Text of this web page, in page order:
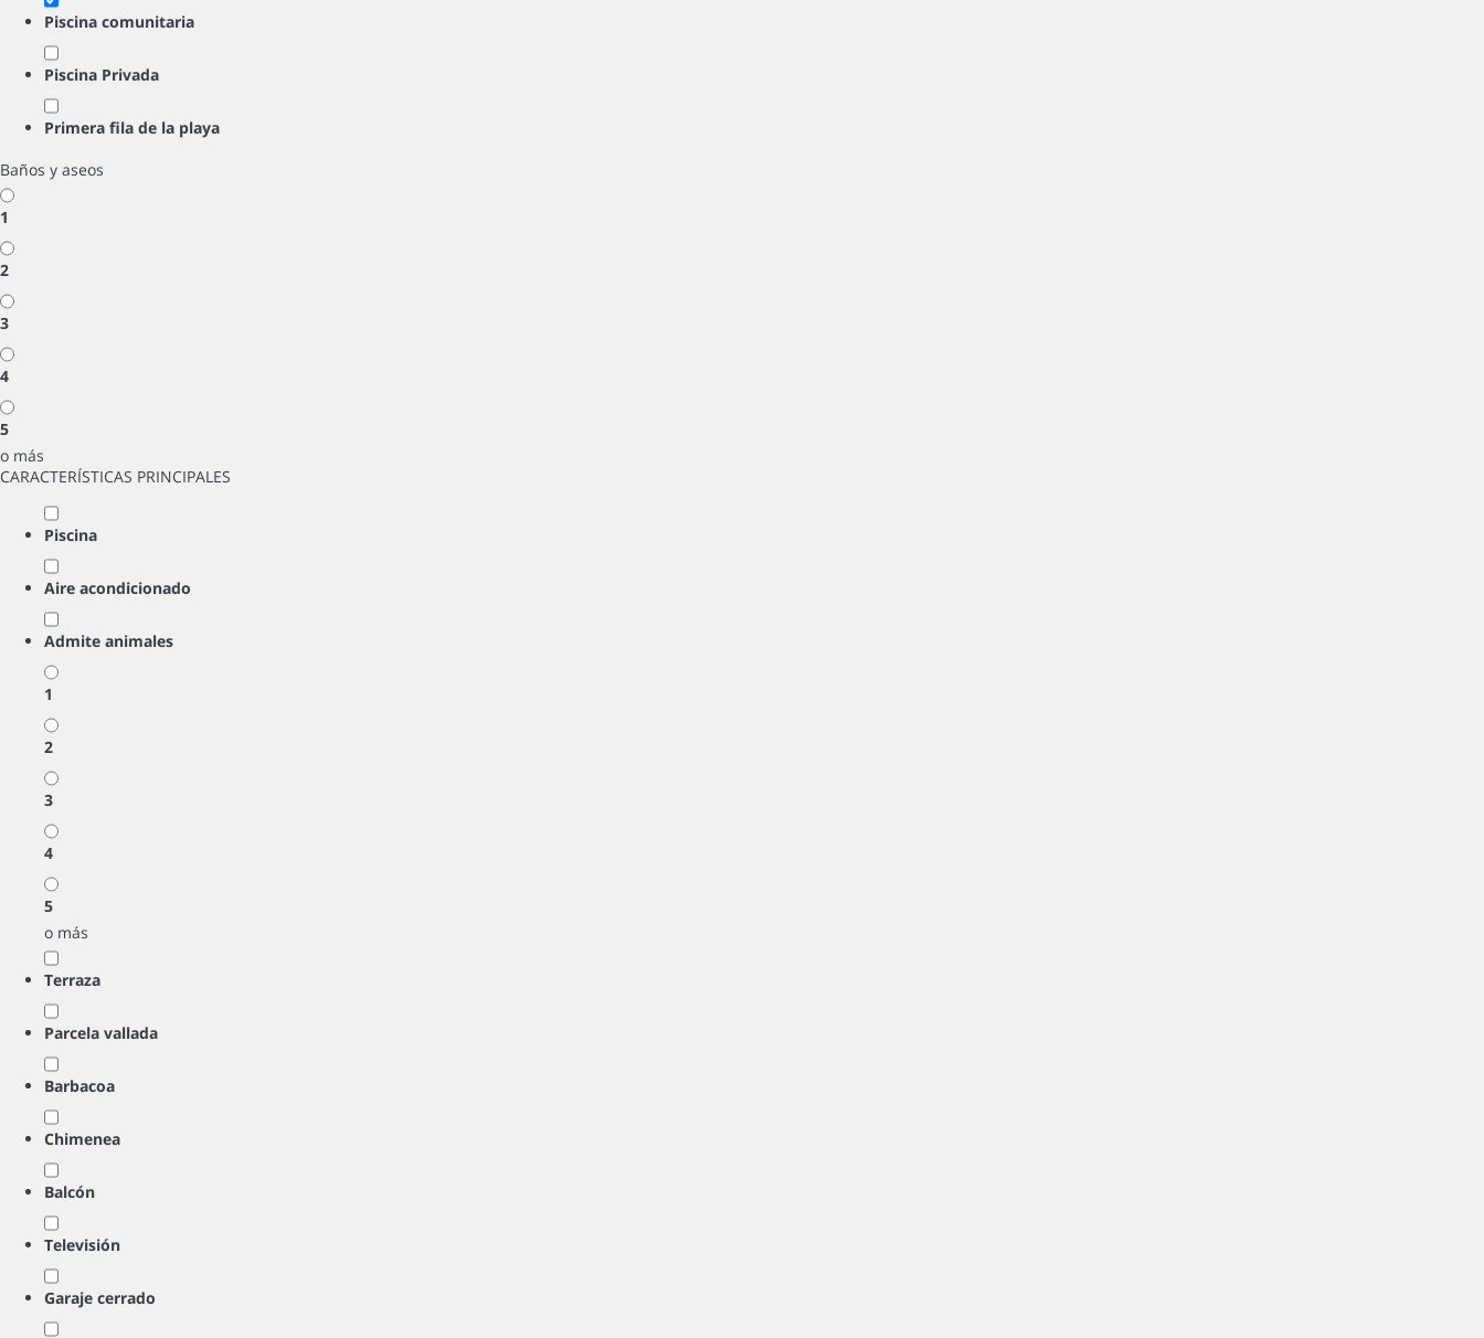
Piscina comunitaria
Piscina Privada
Primera fila de la playa
Baños y aseos
1
2
3
4
5
o más
CARACTERÍSTICAS PRINCIPALES
Piscina
Aire acondicionado
Admite animales
1
2
3
4
5
o más
Terraza
Parcela vallada
Barbacoa
Chimenea
Balcón
Televisión
Garaje cerrado